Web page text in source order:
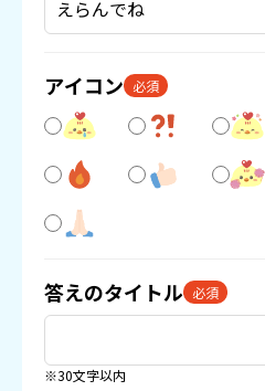
アイコン 必須
答えのタイトル 必須
※30文字以内